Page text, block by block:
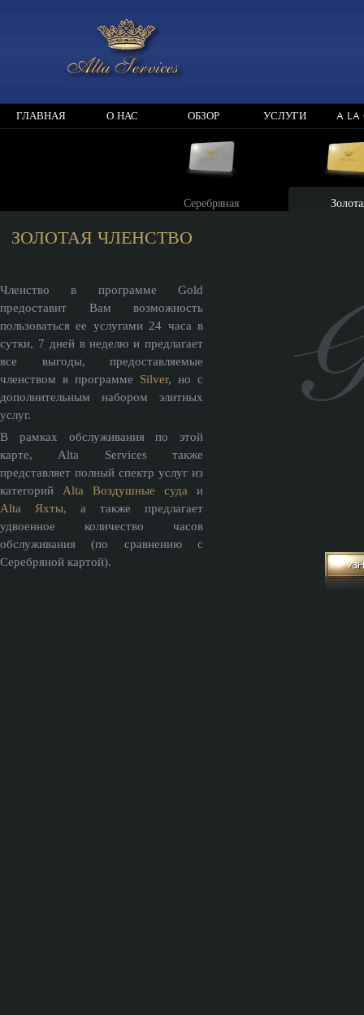
ГЛАВНАЯ О НАС ОБЗОР УСЛУГИ A LA
Серебряная
ЗОЛОТАЯ ЧЛЕНСТВО
Членство в программе Gold
предоставит Вам возможность
пользоваться ее услугами 24 часа в
сутки, 7 дней в неделю и предлагает
все выгоды, предоставляемые
членством в программе Silver, но с
дополнительным набором элитных
услуг.
В рамках обслуживания по этой
карте, Alta Services также
представляет полный спектр услуг из
категорий Alta Воздушные суда и
Alta Яхты, а также предлагает
удвоенное количество часов
обслуживания (по сравнению с
Серебряной картой).